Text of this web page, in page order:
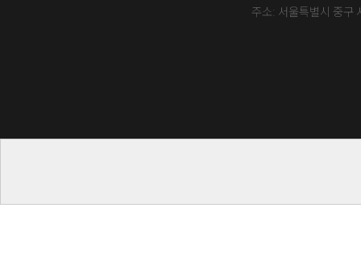
주소: 서울특별시 중구